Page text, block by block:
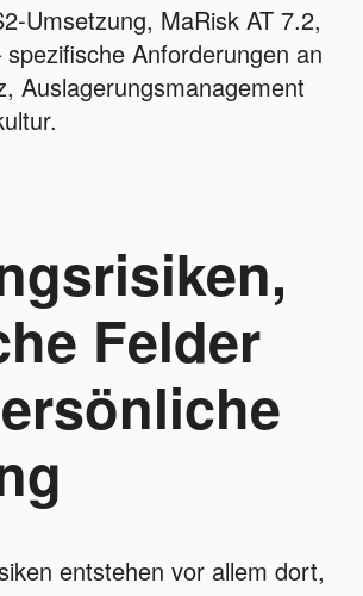
MaRisk AT 7.2,
Anforderungen an
Auslagerungsmanagement
Felder
entstehen vor allem dort,